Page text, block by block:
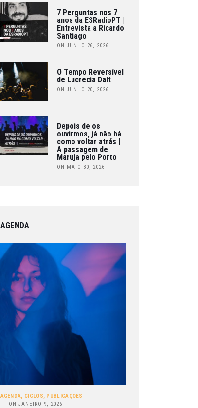
7 Perguntas nos 7
anos da ESRadioPT |
Entrevista a Ricardo
Santiago
ON JUNHO 26, 2026
O Tempo Reversível
de Lucrecia Dalt
ON JUNHO 20, 2026
Depois de os
ouvirmos, já não há
como voltar atrás |
A passagem de
Maruja pelo Porto
ON MAIO 30, 2026
AGENDA
AGENDA, CICLOS, PUBLICAÇÕES
ON JANEIRO 9, 2026